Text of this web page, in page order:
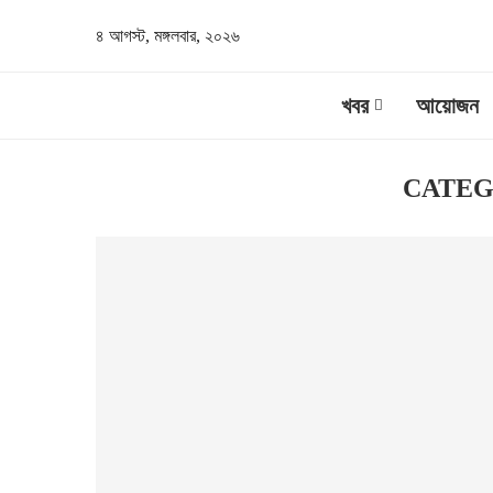
৪ আগস্ট, মঙ্গলবার, ২০২৬
খবর আয়োজন